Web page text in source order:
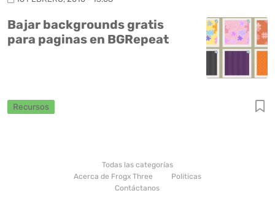
Bajar backgrounds gratis
para paginas en BGRepeat
Recursos
Todas las categorías
Acerca de Frogx Three
Politicas
Contáctanos